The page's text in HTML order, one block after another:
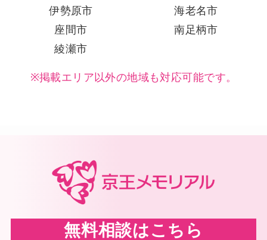
伊勢原市
海老名市
座間市
南足柄市
綾瀬市
※掲載エリア以外の地域も対応可能です。
無料相談はこちら